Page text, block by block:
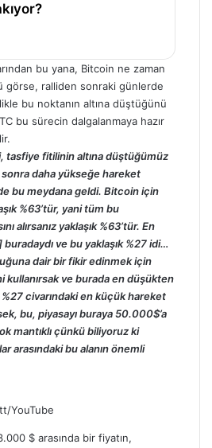
bu yana, Bitcoin ne zaman
görse, ralliden sonraki günlerde
bu noktanın altına düştüğünü
bu sürecin dalgalanmaya hazır
tasfiye fitilinin altına düştüğümüz
daha yükseğe hareket
bu meydana geldi. Bitcoin için
%63’tür, yani tüm bu
alırsanız yaklaşık %63’tür. En
ve bu yaklaşık %27 idi…
dair bir fikir edinmek için
ve burada en düşükten
civarındaki en küçük hareket
bu, piyasayı buraya 50.000$’a
mantıklı çünkü biliyoruz ki
arasındaki bu alanın önemli
YouTube
$ arasında bir fiyatın,